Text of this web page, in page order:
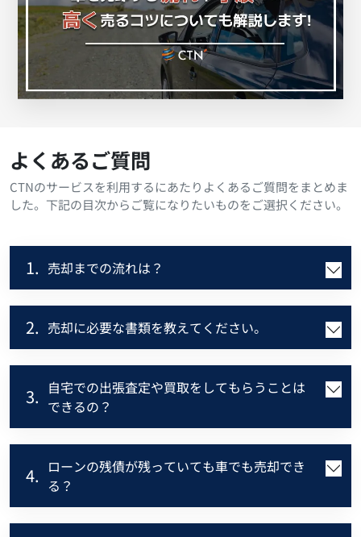
よくあるご質問
CTNのサービスを利用するにあたりよくあるご質問をまとめま
した。下記の目次からご覧になりたいものをご選択ください。
1. 売却までの流れは？
2. 売却に必要な書類を教えてください。
3. 自宅での出張査定や買取をしてもらうことは
できるの？
4. ローンの残債が残っていても車でも売却でき
る？